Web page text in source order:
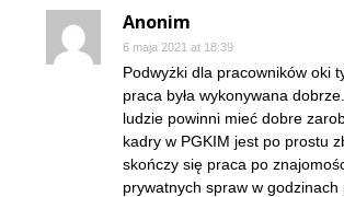
Anonim
6 maja 2021 at 18:39
Podwyżki dla pracowników oki
praca była wykonywana
ludzie powinni mieć dobre
kadry w PGKIM jest po prostu
skończy się praca po
prywatnych spraw w godzinach